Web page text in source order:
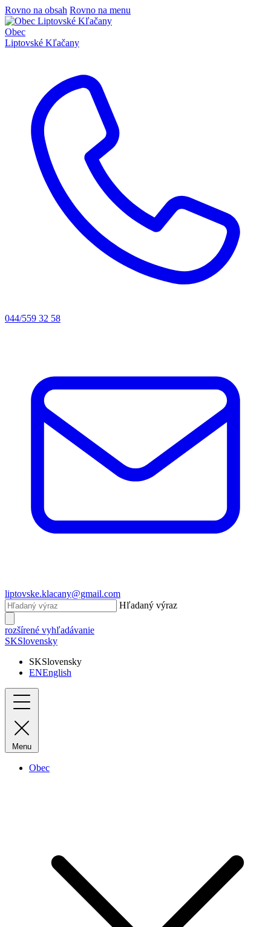
Rovno na obsah Rovno na menu
Obec
Liptovské Kľačany
044/559 32 58
liptovske.klacany@gmail.com
Hľadaný výraz
rozšírené vyhľadávanie
SKSlovensky
SKSlovensky
ENEnglish
Menu
Obec